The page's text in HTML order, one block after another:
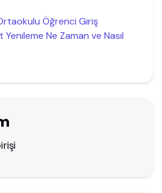
Öğrenci Giriş
Yenileme Ne Zaman ve Nasıl